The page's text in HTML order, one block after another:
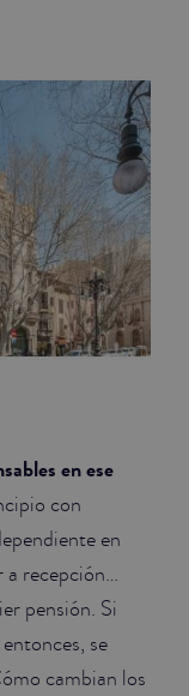
en ese
con
en
a recepción…
pensión. Si
se
cambian los